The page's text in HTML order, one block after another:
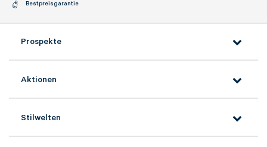
Bestpreisgarantie
Prospekte
Aktionen
Stilwelten